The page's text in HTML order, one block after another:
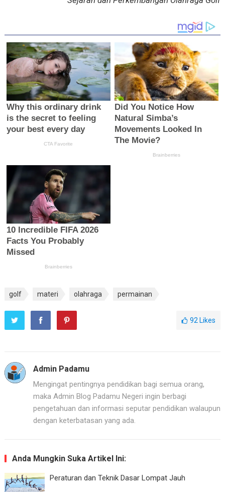
golf materi olahraga permainan
92 Likes
Admin Padamu
Mengingat pentingnya pendidikan bagi semua orang,
maka Admin Blog Padamu Negeri ingin berbagi
pengetahuan dan informasi seputar pendidikan walaupun
dengan keterbatasan yang ada.
Anda Mungkin Suka Artikel Ini:
Peraturan dan Teknik Dasar Lompat Jauh